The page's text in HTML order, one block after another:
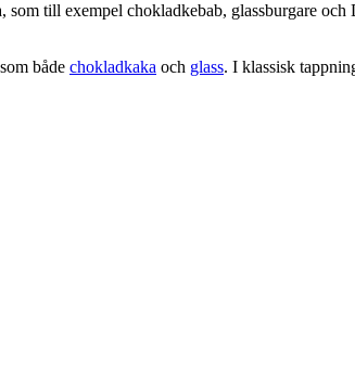
till exempel chokladkebab, glassburgare
både chokladkaka och glass. I klassisk